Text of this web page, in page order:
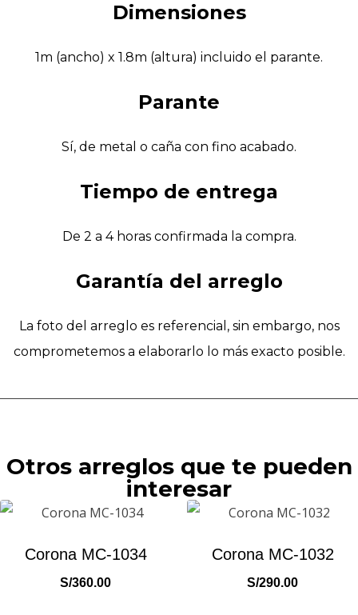
Dimensiones
1m (ancho) x 1.8m (altura) incluido el parante.
Parante
Sí, de metal o caña con fino acabado.
Tiempo de entrega
De 2 a 4 horas confirmada la compra.
Garantía del arreglo
La foto del arreglo es referencial, sin embargo, nos
comprometemos a elaborarlo lo más exacto posible.
Otros arreglos que te pueden
interesar
Corona MC-1034
S/360.00
Corona MC-1032
S/290.00